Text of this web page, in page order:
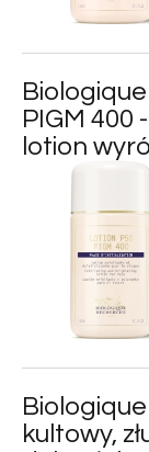
PIGM 400
lotion
kultowy,